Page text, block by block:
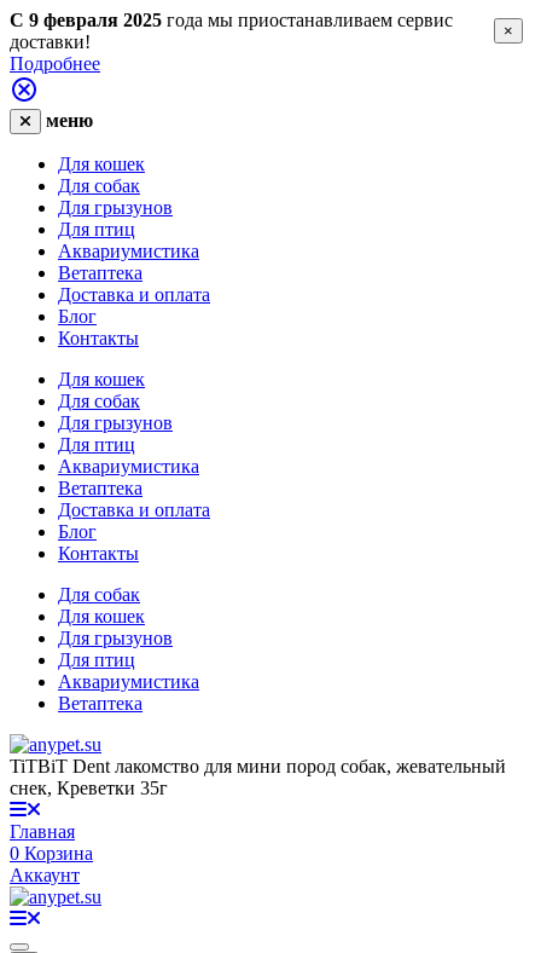
С 9 февраля 2025 года мы приостанавливаем сервис
доставки!
Подробнее
меню
Для кошек
Для собак
Для грызунов
Для птиц
Аквариумистика
Ветаптека
Доставка и оплата
Блог
Контакты
Для кошек
Для собак
Для грызунов
Для птиц
Аквариумистика
Ветаптека
Доставка и оплата
Блог
Контакты
Для собак
Для кошек
Для грызунов
Для птиц
Аквариумистика
Ветаптека
TiTBiT Dent лакомство для мини пород собак, жевательный
снек, Креветки 35г
Главная
0 Корзина
Аккаунт
×